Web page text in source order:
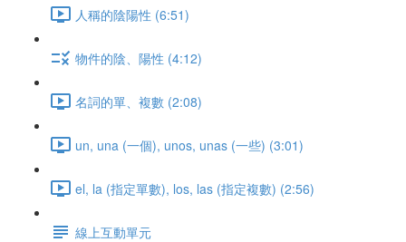
人稱的陰陽性 (6:51)
物件的陰、陽性 (4:12)
名詞的單、複數 (2:08)
un, una (一個), unos, unas (一些) (3:01)
el, la (指定單數), los, las (指定複數) (2:56)
線上互動單元